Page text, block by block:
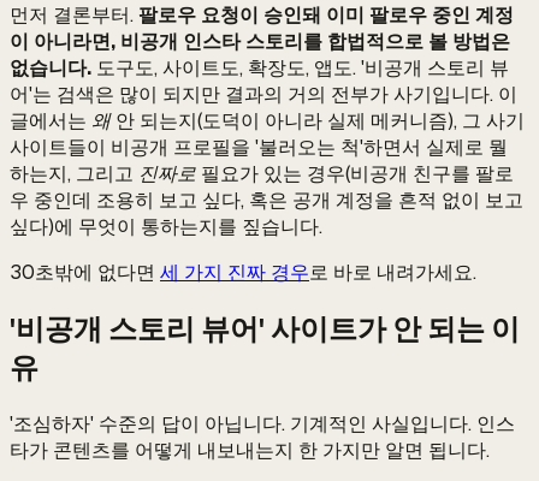
먼저 결론부터.팔로우 요청이 승인돼 이미 팔로우 중인 계정
이 아니라면, 비공개 인스타 스토리를 합법적으로 볼 방법은
없습니다. 도구도, 사이트도, 확장도, 앱도. '비공개 스토리 뷰
어'는 검색은 많이 되지만 결과의 거의 전부가 사기입니다. 이
글에서는 왜안 되는지(도덕이 아니라 실제 메커니즘), 그 사기
사이트들이 비공개 프로필을 '불러오는 척'하면서 실제로 뭘
하는지, 그리고 진짜로 필요가 있는 경우(비공개 친구를 팔로
우 중인데 조용히 보고 싶다, 혹은 공개 계정을 흔적 없이 보고
싶다)에 무엇이 통하는지를 짚습니다.
30초밖에 없다면 세 가지 진짜 경우로 바로 내려가세요.
'비공개 스토리 뷰어' 사이트가 안 되는 이
유
'조심하자' 수준의 답이 아닙니다. 기계적인 사실입니다. 인스
타가 콘텐츠를 어떻게 내보내는지 한 가지만 알면 됩니다.